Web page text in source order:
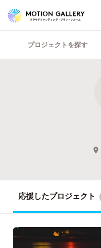
プロジェクトを探す
応援したプロジェクト